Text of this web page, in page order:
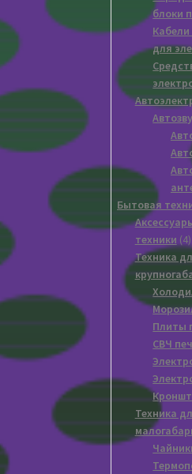
блоки
для
Бытовая
техники 44
Техника
Плиты
СВЧ
Техника